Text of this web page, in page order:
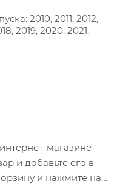
2010, 2011, 2012,
2019, 2020, 2021,
магазине
и добавьте его в
и нажмите на